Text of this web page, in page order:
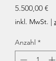
5.500,00 €
inkl. MwSt. |
Anzahl *